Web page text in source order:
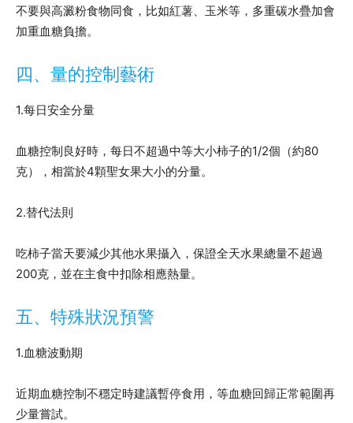
不要與高澱粉食物同食，比如紅薯、玉米等，多重碳水疊加會
加重血糖負擔。
四、量的控制藝術
1.每日安全分量
血糖控制良好時，每日不超過中等大小柿子的1/2個（約80
克），相當於4顆聖女果大小的分量。
2.替代法則
吃柿子當天要減少其他水果攝入，保證全天水果總量不超過
200克，並在主食中扣除相應熱量。
五、特殊狀況預警
1.血糖波動期
近期血糖控制不穩定時建議暫停食用，等血糖回歸正常範圍再
少量嘗試。